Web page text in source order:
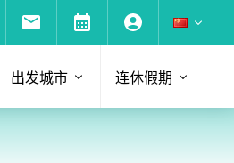
出发城市 连休假期